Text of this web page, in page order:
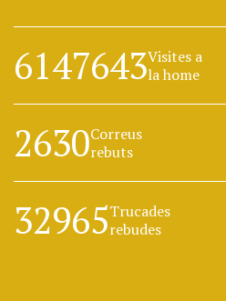
6147643Visites a
la home
2630Correus
rebuts
32965Trucades
rebudes